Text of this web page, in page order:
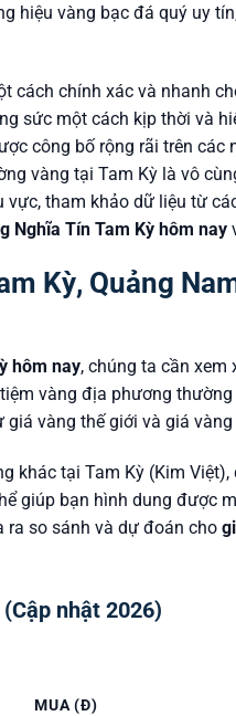
hiệu vàng bạc đá quý uy
cách chính xác và nhanh
sức một cách kịp thời và
công bố rộng rãi trên các
vàng tại Tam Kỳ là vô
tham khảo dữ liệu từ
Nghĩa Tín Tam Kỳ hôm nay
Kỳ, Quảng
hôm nay, chúng ta cần xem
vàng địa phương
vàng thế giới và giá
khác tại Tam Kỳ (Kim
giúp bạn hình dung được
ra so sánh và dự đoán cho
nhật 2026)
MUA (Đ)